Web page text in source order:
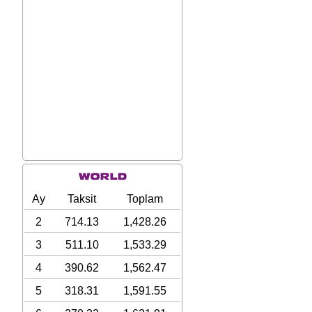
Ay Taksit
Toplam
2
714.13
1,428.26
3
511.10
1,533.29
4
390.62
1,562.47
5
318.31
1,591.55